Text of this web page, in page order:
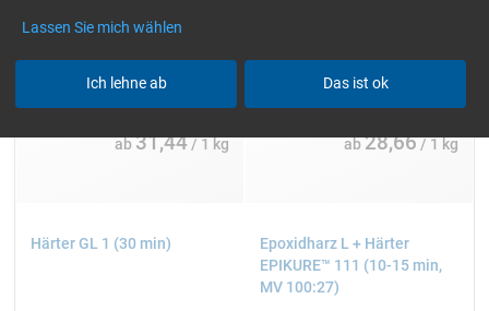
Einzelpackungen:
ab 31,44/ 1 kg ab 28,66/ 1 kg
Härter GL 1 (30 min)
Epoxidharz L + Härter
EPIKURE™ 111 (10-15 min,
MV 100:27)
Lassen Sie mich wählen
Ich lehne ab Das ist ok